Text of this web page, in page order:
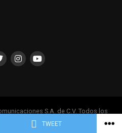
TWEET
S.A. de C.V. Todos los
Reservados